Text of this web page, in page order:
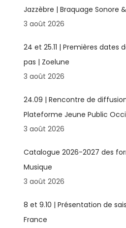
Jazzèbre | Braquage Sonore
3 août 2026
24 et 25.11 | Premières dates
pas | Zoelune
3 août 2026
24.09 | Rencontre de
Plateforme Jeune Public
3 août 2026
Catalogue 2026-2027 des
Musique
3 août 2026
8 et 9.10 | Présentation de
France